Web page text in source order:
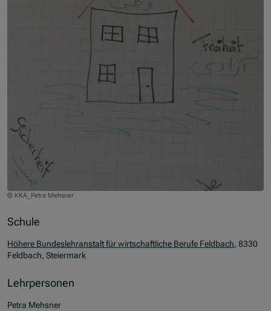
© KKA_Petra Mehsner
Schule
Höhere Bundeslehranstalt für wirtschaftliche Berufe Feldbach, 8330
Feldbach, Steiermark
Lehrpersonen
Petra Mehsner